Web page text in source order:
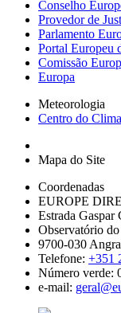
Conselho
Provedor de
Parlamento
Portal Europeu
Comissão
Europa
Meteorologia
Centro do
Mapa do Site
Coordenadas
EUROPE
Estrada Gaspar
Observatório
9700-030
Telefone: +351
Número verde:
e-mail: